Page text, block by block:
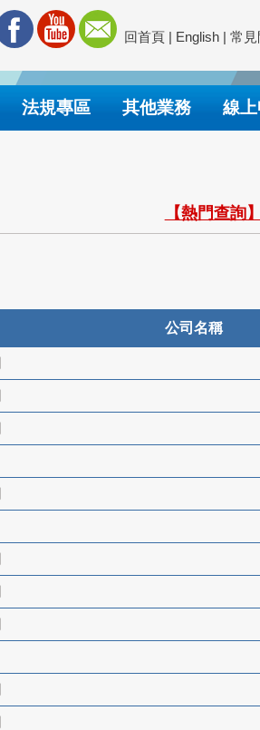
回首頁 | English | 常
法規專區 其他業務 線
【熱門查詢
公司名稱